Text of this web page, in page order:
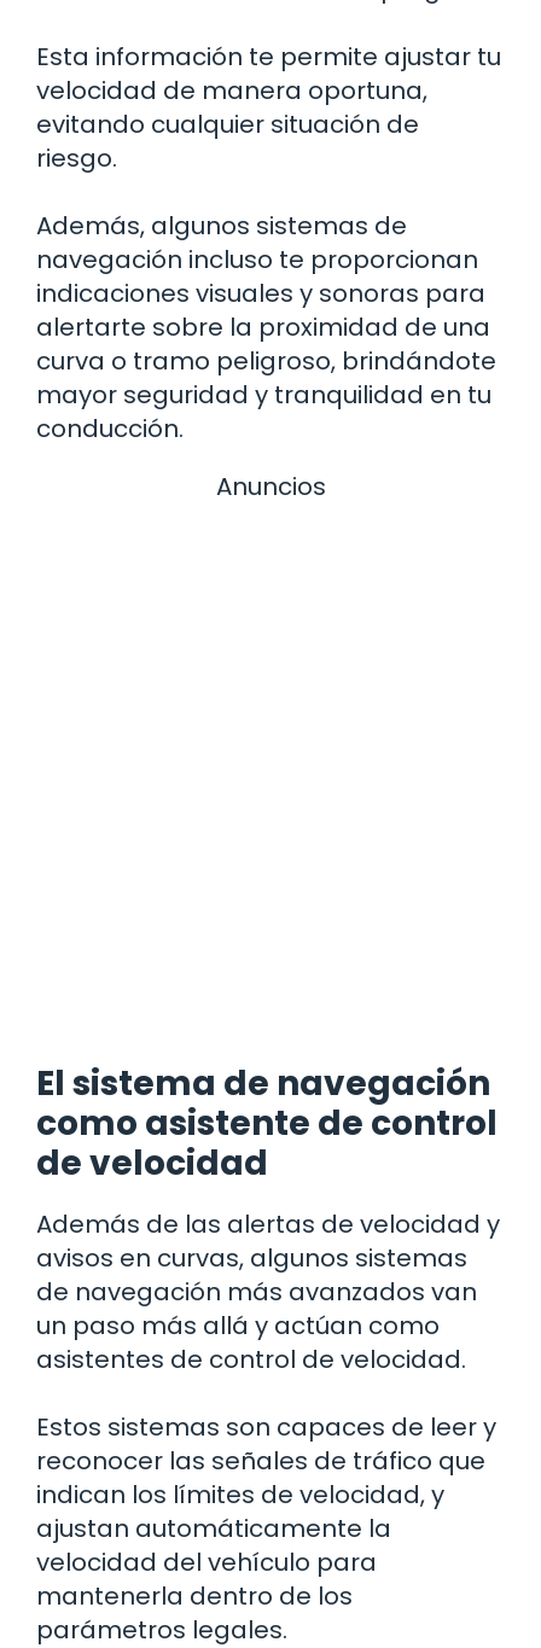
Esta información te permite ajustar tu
velocidad de manera oportuna,
evitando cualquier situación de
riesgo.
Además, algunos sistemas de
navegación incluso te proporcionan
indicaciones visuales y sonoras para
alertarte sobre la proximidad de una
curva o tramo peligroso, brindándote
mayor seguridad y tranquilidad en tu
conducción.
Anuncios
El sistema de navegación
como asistente de control
de velocidad
Además de las alertas de velocidad y
avisos en curvas, algunos sistemas
de navegación más avanzados van
un paso más allá y actúan como
asistentes de control de velocidad.
Estos sistemas son capaces de leer y
reconocer las señales de tráfico que
indican los límites de velocidad, y
ajustan automáticamente la
velocidad del vehículo para
mantenerla dentro de los
parámetros legales.